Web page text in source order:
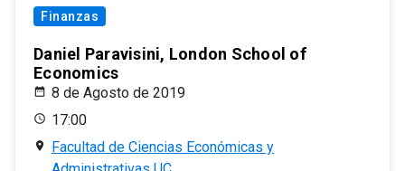
Finanzas
Daniel Paravisini, London School of
Economics
8 de Agosto de 2019
17:00
Facultad de Ciencias Económicas y